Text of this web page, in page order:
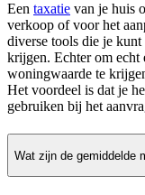
Een taxatie van je huis
verkoop of voor het
diverse tools die je
krijgen. Echter om echt
woningwaarde te
Het voordeel is dat je
gebruiken bij het
Wat zijn de gemiddelde